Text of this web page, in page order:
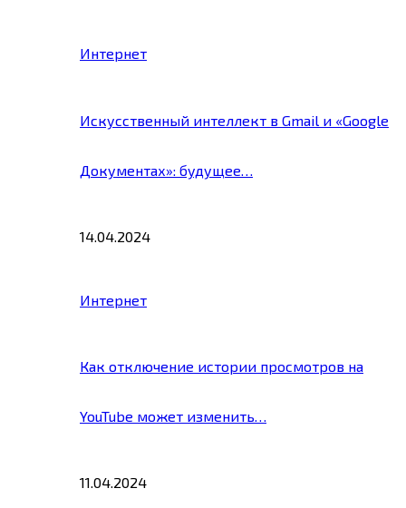
Интернет
Искусственный интеллект в Gmail и «Google
Документах»: будущее…
14.04.2024
Интернет
Как отключение истории просмотров на
YouTube может изменить…
11.04.2024